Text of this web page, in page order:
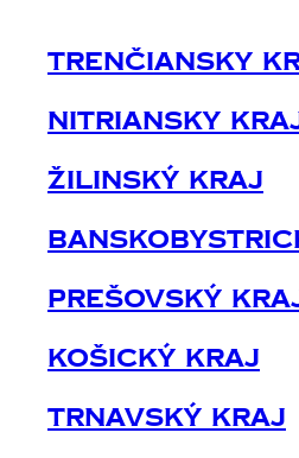
Trenčiansky
Nitriansky
Žilinský Kraj
Prešovský
Košický Kraj
Trnavský Kraj